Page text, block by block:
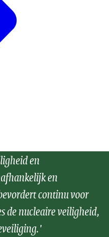
en
en
continu voor
de nucleaire veiligheid,